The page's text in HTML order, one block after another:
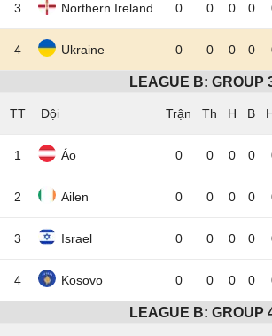
3 Northern Ireland 0 0 0 0
4 Ukraine 0 0 0 0
LEAGUE B: GROUP
TT Đội
1 Áo 0 0 0 0
2 Ailen 0 0 0 0
3 Israel 0 0 0 0
4 Kosovo 0 0 0 0
LEAGUE B: GROUP